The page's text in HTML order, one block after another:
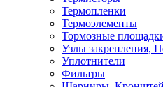
Термопленки
Термоэлементы
Тормозные
Узлы закрепления,
Уплотнители
Фильтры